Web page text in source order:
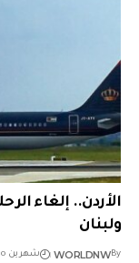
الأردن.. إلغاء
ولبنان
By
WORLDNW شهرين ago